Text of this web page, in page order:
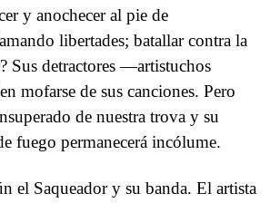
y anochecer al pie de
libertades; batallar contra la
Sus detractores —artistuchos
mofarse de sus canciones. Pero
de nuestra trova y su
fuego permanecerá incólume.
el Saqueador y su banda. El artista